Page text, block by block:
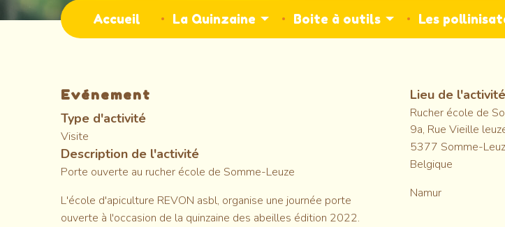
Main
navigation
Accueil La Quinzaine Boite à outils Les
Evénement
Type d'activité
Visite
Description de l'activité
Porte ouverte au rucher école de Somme-Leuze
L'école d'apiculture REVON asbl, organise une journée porte
ouverte à l'occasion de la quinzaine des abeilles édition 2022.
Lieu de l'activité
Rucher école de
9a, Rue Vieille
5377 Somme-
Belgique
Namur